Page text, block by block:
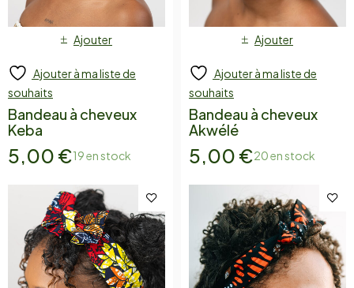
Ajouter
Ajouter à ma liste de
souhaits
Bandeau à cheveux
Keba
5,00 €19 en stock
Ajouter
Ajouter à ma liste de
souhaits
Bandeau à cheveux
Akwélé
5,00 €20 en stock